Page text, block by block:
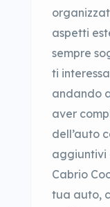
aspetti
sempre
ti
andando
aver
dell’auto
aggiuntivi
Cabrio
tua auto,